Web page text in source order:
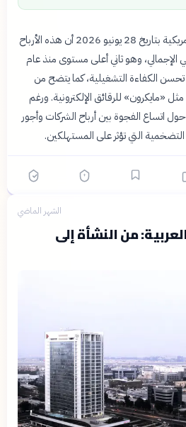
أظهرت بيانات وزارة التجارة الأمريكية بتاريخ 28 يونيو 2026 أن هذه الأرباح
الإجمالي، وهو ثاني أعلى مستوى منذ عام
تحسن الكفاءة التشغيلية، كما يتضح من
«مايكرون» للرقائق الإلكترونية. ورغم
حول اتساع الفجوة بين أرباح الشركات وأجور
التي تؤثر على المستهلكين.
الشهر الماضي
من النشأة إلى